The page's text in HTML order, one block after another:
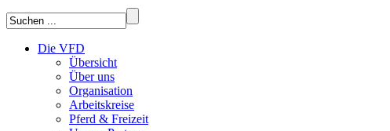
Die VFD
Übersicht
Über uns
Organisation
Arbeitskreise
Pferd & Freizeit